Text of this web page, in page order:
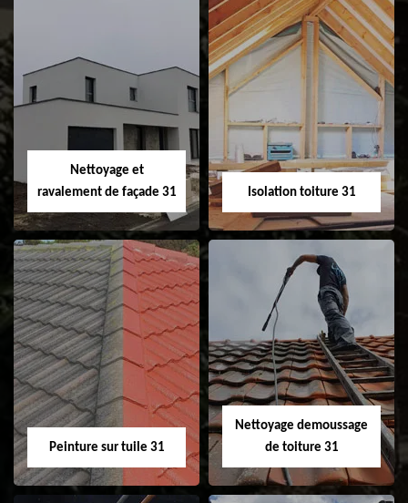
Pose et
changement de
fenêtre de toit et
Velux 31
Nettoyage et pose
Nettoyage et
ravalement de façade 31
Nettoyage et
ravalement de
façade 31
Isolation toiture 31
Isolation toiture 31
Peinture sur tuile 31
Nettoyage demoussage
de toiture 31